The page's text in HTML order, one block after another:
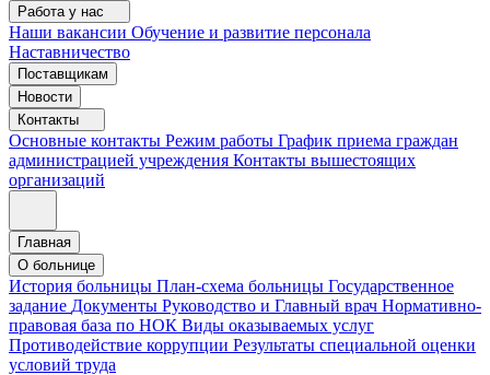
Работа у нас
Наши вакансии Обучение и развитие персонала
Наставничество
Поставщикам
Новости
Контакты
Основные контакты Режим работы График приема граждан
администрацией учреждения Контакты вышестоящих
организаций
Главная
О больнице
История больницы План-схема больницы Государственное
задание Документы Руководство и Главный врач Нормативно-
правовая база по НОК Виды оказываемых услуг
Противодействие коррупции Результаты специальной оценки
условий труда